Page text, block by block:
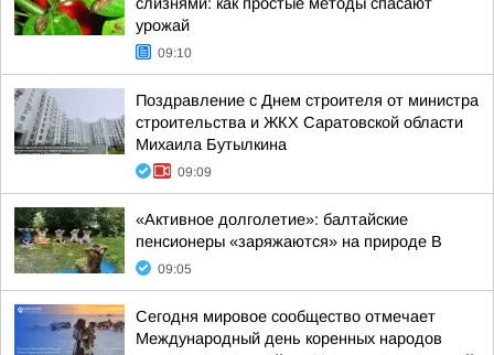
урожай
09:10
Поздравление с Днем строителя от министра
строительства и ЖКХ Саратовской области
Михаила Бутылкина
09:09
«Активное долголетие»: балтайские
пенсионеры «заряжаются» на природе В
09:05
Сегодня мировое сообщество отмечает
Международный день коренных народов